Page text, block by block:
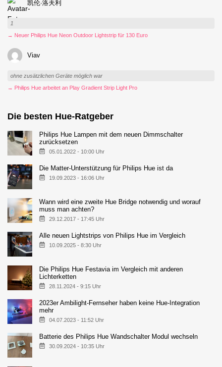
凯伦·洛夫利
1
→ Neuer Philips Hue Neon Outdoor Lightstrip für 130 Euro
Viav
ohne zusätzlichen Geräte möglich war
→ Philips Hue arbeitet an Play Gradient Strip Light Pro
Die besten Hue-Ratgeber
Philips Hue Lampen mit dem neuen Dimmschalter
zurücksetzen
05.01.2022 - 10:00 Uhr
Die Matter-Unterstützung für Philips Hue ist da
19.09.2023 - 16:06 Uhr
Wann wird eine zweite Hue Bridge notwendig und worauf
muss man achten?
29.12.2017 - 17:45 Uhr
Alle neuen Lightstrips von Philips Hue im Vergleich
10.09.2025 - 8:30 Uhr
Die Philips Hue Festavia im Vergleich mit anderen
Lichterketten
28.11.2024 - 9:15 Uhr
2023er Ambilight-Fernseher haben keine Hue-Integration
mehr
04.07.2023 - 11:52 Uhr
Batterie des Philips Hue Wandschalter Modul wechseln
30.09.2024 - 10:35 Uhr